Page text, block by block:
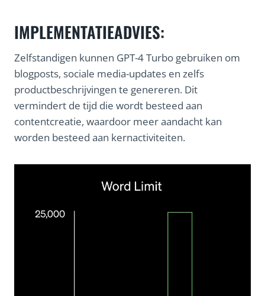
IMPLEMENTATIEADVIES:
Zelfstandigen kunnen GPT-4 Turbo gebruiken om
blogposts, sociale media-updates en zelfs
productbeschrijvingen te genereren. Dit
vermindert de tijd die wordt besteed aan
contentcreatie, waardoor meer aandacht kan
worden besteed aan kernactiviteiten.